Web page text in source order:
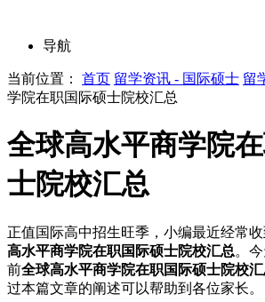
导航
当前位置： 首页 留学资讯 - 国际硕士 留
学院在职国际硕士院校汇总
全球高水平商学院
士院校汇总
正值国际高中招生旺季，小编最近经常
高水平商学院在职国际硕士院校汇总。
前全球高水平商学院在职国际硕士院校汇
过本篇文章的阐述可以帮助到各位家长。